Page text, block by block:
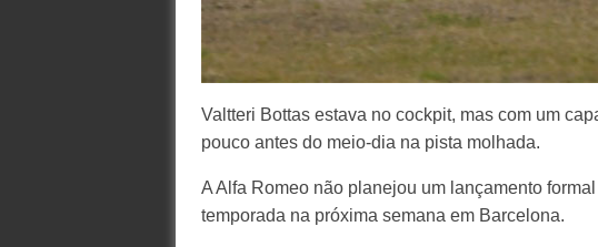
Valtteri Bottas estava no cockpit, mas com um
pouco antes do meio-dia na pista molhada.
A Alfa Romeo não planejou um lançamento
temporada na próxima semana em Barcelona.